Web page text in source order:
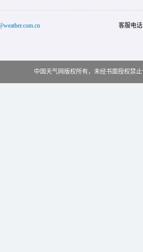
客服电
中国天气网版权所有，未经书面授权